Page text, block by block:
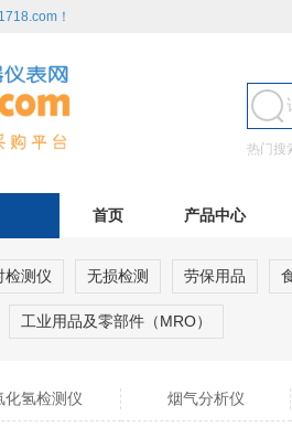
！
热门搜
首页 产品中心
检测仪 无损检测 劳保用品
工业用品及零部件（MRO）
化氢检测仪 烟气分析仪